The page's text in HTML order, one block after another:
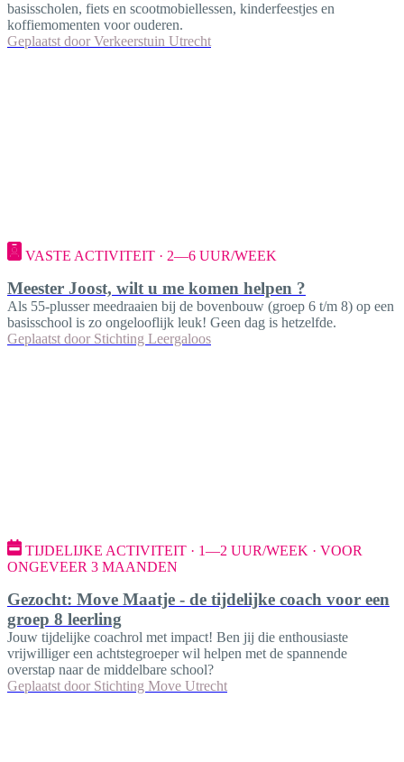
basisscholen, fiets en scootmobiellessen, kinderfeestjes en
koffiemomenten voor ouderen.
Geplaatst door Verkeerstuin Utrecht
VASTE ACTIVITEIT · 2—6 UUR/WEEK
Meester Joost, wilt u me komen helpen ?
Als 55-plusser meedraaien bij de bovenbouw (groep 6 t/m 8) op een
basisschool is zo ongelooflijk leuk! Geen dag is hetzelfde.
Geplaatst door Stichting Leergaloos
TIJDELIJKE ACTIVITEIT · 1—2 UUR/WEEK · VOOR
ONGEVEER 3 MAANDEN
Gezocht: Move Maatje - de tijdelijke coach voor een
groep 8 leerling
Jouw tijdelijke coachrol met impact! Ben jij die enthousiaste
vrijwilliger een achtstegroeper wil helpen met de spannende
overstap naar de middelbare school?
Geplaatst door Stichting Move Utrecht